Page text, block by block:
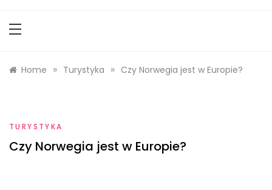
Home » Turystyka » Czy Norwegia jest w Europie?
TURYSTYKA
Czy Norwegia jest w Europie?